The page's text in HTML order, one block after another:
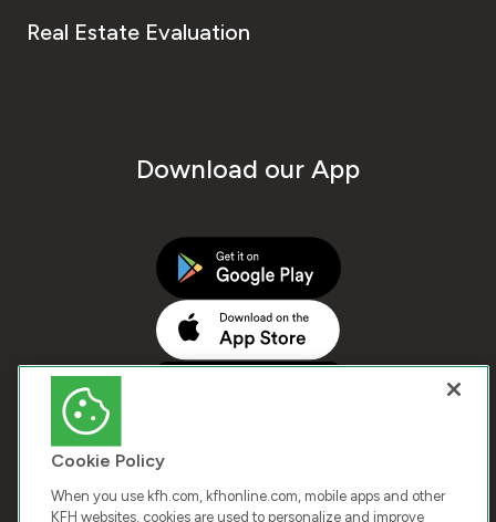
Real Estate Evaluation
Download our App
Cookie Policy
When you use kfh.com, kfhonline.com, mobile apps and other
KFH websites, cookies are used to personalize and improve